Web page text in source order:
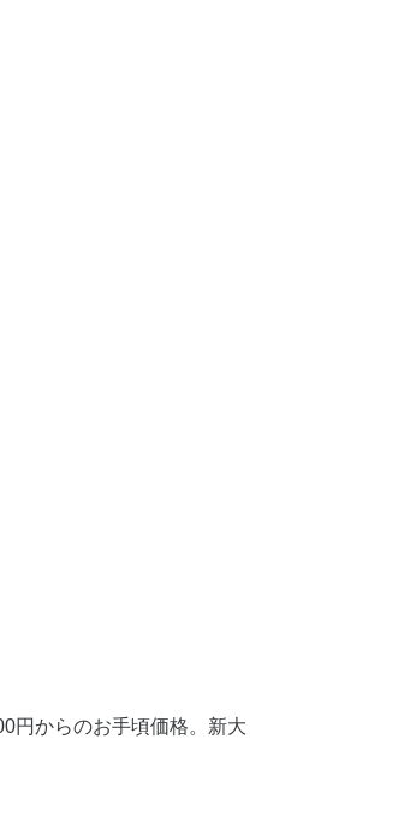
円からのお手頃価格。新大